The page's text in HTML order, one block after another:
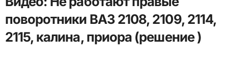
поворотники ВАЗ 2108, 2109, 2114,
2115, калина, приора (решение )